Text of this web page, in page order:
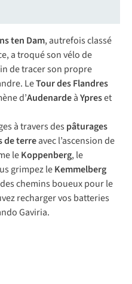
ten Dam, autrefois classé
a troqué son vélo de
de tracer son propre
LeTour des Flandres
d’AudenardeàYpreset
à travers des pâturages
de terreavec l’ascension de
leKoppenberg, le
grimpez leKemmelberg
chemins boueux pour le
recharger vos batteries
Gaviria.